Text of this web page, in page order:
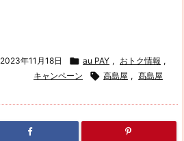
2023年11月18日  au PAY , おトク情報 ,
キャンペーン
 高島屋 , 髙島屋